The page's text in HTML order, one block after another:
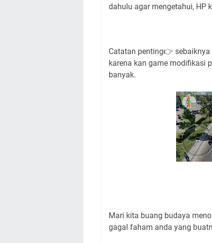
dahulu agar mengetahui, HP
Catatan penting👉
karena kan game modifikasi
banyak.
Mari kita buang budaya
gagal faham anda yang